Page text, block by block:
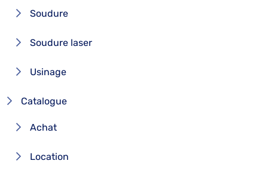
Soudure
Soudure laser
Usinage
Catalogue
Achat
Location